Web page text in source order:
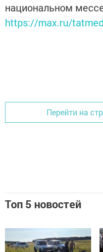
национальном
https://max.ru/
Перейти на
Топ 5 новостей